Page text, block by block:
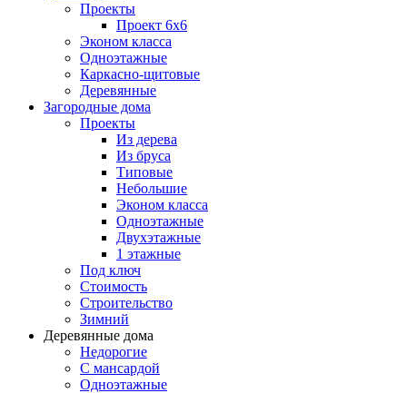
Проекты
Проект 6х6
Эконом класса
Одноэтажные
Каркасно-щитовые
Деревянные
Загородные дома
Проекты
Из дерева
Из бруса
Типовые
Небольшие
Эконом класса
Одноэтажные
Двухэтажные
1 этажные
Под ключ
Стоимость
Строительство
Зимний
Деревянные дома
Недорогие
С мансардой
Одноэтажные